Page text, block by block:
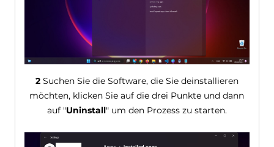
2Suchen Sie die Software, die Sie deinstallieren
möchten, klicken Sie auf die drei Punkte und dann
auf "Uninstall" um den Prozess zu starten.